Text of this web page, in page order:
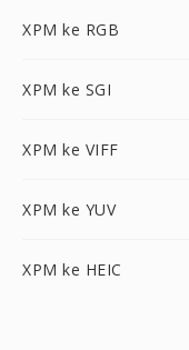
XPM ke RGB
XPM ke SGI
XPM ke VIFF
XPM ke YUV
XPM ke HEIC